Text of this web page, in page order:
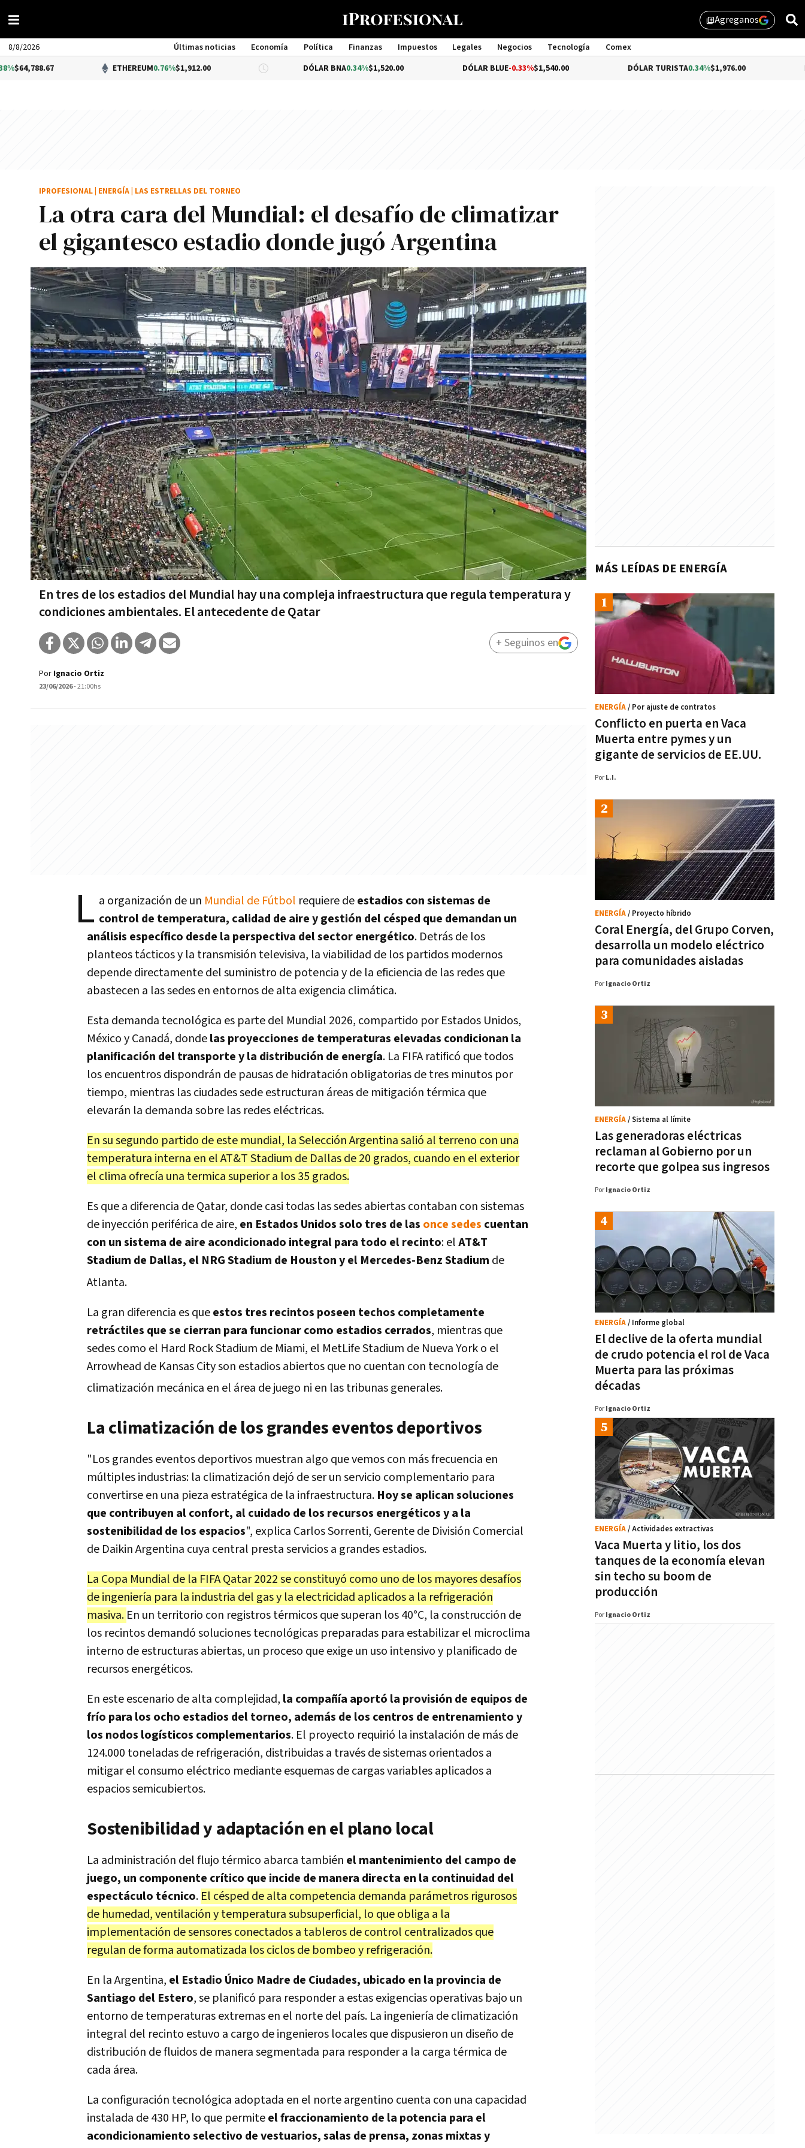
library_addAgreganos
8/8/2026 Últimas noticias Economía Política Finanzas Impuestos Legales Negocios Tecnología
Comex
Management
ETHEREUM 0.76%$1,912.00 DÓLAR BNA 0.34%$1,520.00 DÓLAR BLUE-0.33% $1,540.00 DÓLAR TURISTA0.34%$1,976.00
La otra cara del Mundial: el desafío de climatizar
el gigantesco estadio donde jugó Argentina
En tres de los estadios del Mundial hay una compleja infraestructura que regula temperatura y
condiciones ambientales. El antecedente de Qatar
IPROFESIONAL ENERGÍA LAS ESTRELLAS DEL TORNEO
Por Ignacio Ortiz
23/06/2026- 21:00hs
+ Seguinos en
L a organización de un Mundial de Fútbol requiere deestadios con sistemas de
control de temperatura, calidad de aire y gestión del césped que demandan un
análisis específico desde la perspectiva del sector energético. Detrás de los
planteos tácticos y la transmisión televisiva, la viabilidad de los partidos modernos
depende directamente del suministro de potencia y de la eficiencia de las redes que
abastecen a las sedes en entornos de alta exigencia climática.
Esta demanda tecnológica es parte del Mundial 2026, compartido por Estados Unidos,
México y Canadá, dondelas proyecciones de temperaturas elevadas condicionan la
planificación del transporte y la distribución de energía. La FIFA ratificó que todos
los encuentros dispondrán de pausas de hidratación obligatorias de tres minutos por
tiempo, mientras las ciudades sede estructuran áreas de mitigación térmica que
elevarán la demanda sobre las redes eléctricas.
En su segundo partido de este mundial, la Selección Argentina salió al terreno con una
temperatura interna en el AT&T Stadium de Dallas de 20 grados, cuando en el exterior
el clima ofrecía una termica superior a los 35 grados.
Es quea diferencia de Qatar, donde casi todas las sedes abiertas contaban con sistemas
de inyección periférica de aire, en Estados Unidos solo tres de las once sedes cuentan
con un sistema de aire acondicionado integral para todo el recinto: elAT&T
Stadium de Dallas, el NRG Stadium de Houston y el Mercedes-Benz Stadium de
Atlanta.
La gran diferencia es queestos tres recintos poseen techos completamente
retráctiles que se cierran para funcionar como estadios cerrados, mientras que
sedes como el Hard Rock Stadium de Miami, el MetLife Stadium de Nueva York o el
Arrowhead de Kansas City son estadios abiertos que no cuentan con tecnología de
climatización mecánica en el área de juego ni en las tribunas generales.
La climatización de los grandes eventos deportivos
"Los grandes eventos deportivos muestran algo que vemos con más frecuencia en
múltiples industrias: la climatización dejó de ser un servicio complementario para
convertirse en una pieza estratégica de la infraestructura. Hoy se aplican soluciones
que contribuyen al confort, al cuidado de los recursos energéticos y a la
sostenibilidad de los espacios", explica Carlos Sorrenti, Gerente de División Comercial
de Daikin Argentina cuya central presta servicios a grandes estadios.
La Copa Mundial de la FIFA Qatar 2022 se constituyó como uno de los mayores desafíos
de ingeniería para la industria del gas y la electricidad aplicados a la refrigeración
masiva. En un territorio con registros térmicos que superan los 40°C, la construcción de
los recintos demandó soluciones tecnológicas preparadas para estabilizar el microclima
interno de estructuras abiertas, un proceso que exige un uso intensivo y planificado de
recursos energéticos.
En este escenario de alta complejidad, la compañía aportó la provisión de equipos de
frío para los ocho estadios del torneo, además de los centros de entrenamiento y
los nodos logísticos complementarios. El proyecto requirió la instalación de más de
124.000 toneladas de refrigeración, distribuidas a través de sistemas orientados a
mitigar el consumo eléctrico mediante esquemas de cargas variables aplicados a
espacios semicubiertos.
Sostenibilidad y adaptación en el plano local
La administración del flujo térmico abarca también el mantenimiento del campo de
juego, un componente crítico que incide de manera directa en la continuidad del
espectáculo técnico. El césped de alta competencia demanda parámetros rigurosos
de humedad, ventilación y temperatura subsuperficial, lo que obliga a la
implementación de sensores conectados a tableros de control centralizados que
regulan de forma automatizada los ciclos de bombeo y refrigeración.
En la Argentina, el Estadio Único Madre de Ciudades, ubicado en la provincia de
Santiago del Estero, se planificó para responder a estas exigencias operativas bajo un
entorno de temperaturas extremas en el norte del país. La ingeniería de climatización
integral del recinto estuvo a cargo de ingenieros locales que dispusieron un diseño de
distribución de fluidos de manera segmentada para responder a la carga térmica de
cada área.
La configuración tecnológica adoptada en el norte argentino cuenta con una capacidad
instalada de 430 HP, lo que permiteel fraccionamiento de la potencia para el
acondicionamiento selectivo de vestuarios, salas de prensa, zonas mixtas y
MÁS LEÍDAS DE ENERGÍA
Conflicto en puerta en Vaca
Muerta entre pymes y un
gigante de servicios de EE.UU.
ENERGÍA/ Por ajuste de contratos
Por L.I.
Coral Energía, del Grupo Corven,
desarrolla un modelo eléctrico
para comunidades aisladas
ENERGÍA/ Proyecto híbrido
Por Ignacio Ortiz
Las generadoras eléctricas
reclaman al Gobierno por un
recorte que golpea sus ingresos
ENERGÍA/ Sistema al límite
Por Ignacio Ortiz
El declive de la oferta mundial
de crudo potencia el rol de Vaca
Muerta para las próximas
décadas
ENERGÍA/ Informe global
Por Ignacio Ortiz
Vaca Muerta y litio, los dos
tanques de la economía elevan
sin techo su boom de
producción
ENERGÍA/ Actividades extractivas
Por Ignacio Ortiz